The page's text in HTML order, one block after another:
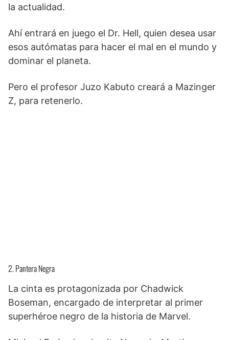
la actualidad.
Ahí entrará en juego el Dr. Hell, quien desea usar
esos autómatas para hacer el mal en el mundo y
dominar el planeta.
Pero el profesor Juzo Kabuto creará a Mazinger
Z, para retenerlo.
2. Pantera Negra
La cinta es protagonizada por Chadwick
Boseman, encargado de interpretar al primer
superhéroe negro de la historia de Marvel.